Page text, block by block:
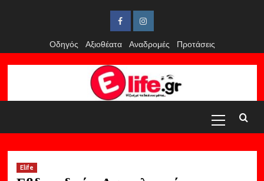
FacebookInstagram
Οδηγός
Αξιοθέατα Αναδρομές Προτάσεις
Menu
Elife